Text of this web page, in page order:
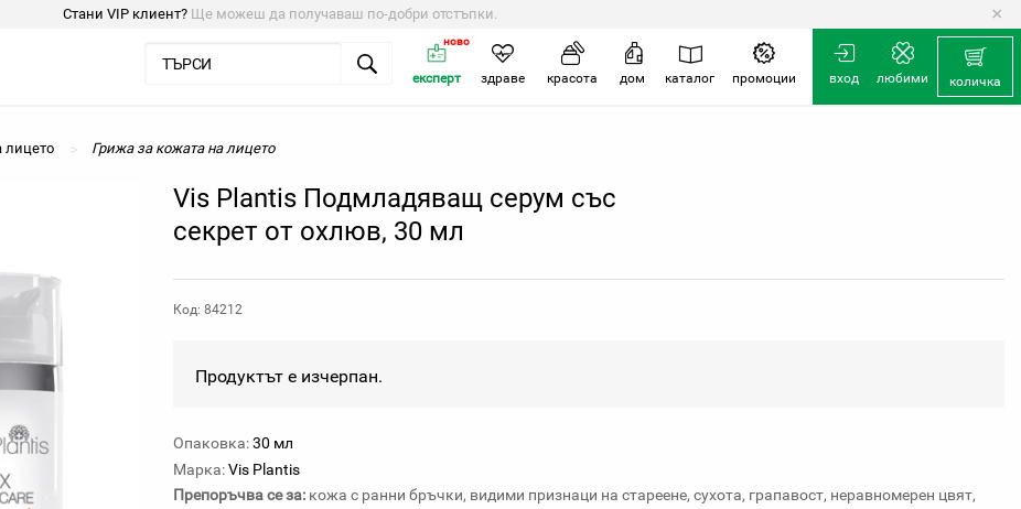
Стани VIP клиент? Ще можеш да получаваш по-добри отстъпки. ×
вход любими количка
експерт
ново
здраве красота дом каталог промоции
лицето Грижа за кожата на лицето
Vis Plantis Подмладяващ серум със
секрет от охлюв, 30 мл
Код: 84212
Продуктът е изчерпан.
Опаковка:30 мл
Марка:Vis Plantis
Препоръчва се за: кожа с ранни бръчки, видими признаци на стареене, сухота, грапавост, неравномерен цвят,